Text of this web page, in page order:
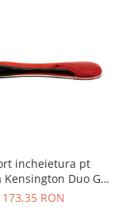
incheietura pt
Duo Gel,
rosu/negru
173,35 RON